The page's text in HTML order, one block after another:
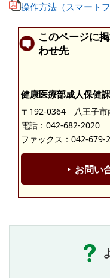
操作方法（スマート
このページに
わせ先
健康医療部成人保健
〒192-0364 八王子市
電話： 042-682-2020
ファックス：042-679-
お問い